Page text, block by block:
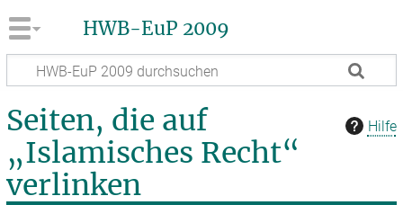
HWB-EuP 2009
Hilfe
Seiten, die auf
„Islamisches Recht“
verlinken